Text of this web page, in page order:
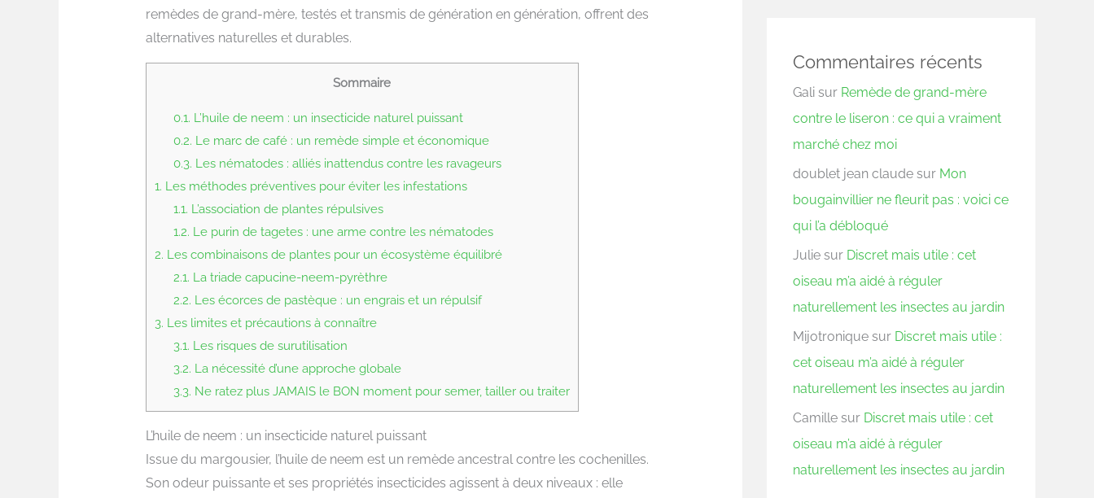
remèdes de grand-mère, testés et transmis de génération en génération, offrent des
alternatives naturelles et durables.
Sommaire
0.1. L’huile de neem : un insecticide naturel puissant
0.2. Le marc de café : un remède simple et économique
0.3. Les nématodes : alliés inattendus contre les ravageurs
1. Les méthodes préventives pour éviter les infestations
1.1. L’association de plantes répulsives
1.2. Le purin de tagetes : une arme contre les nématodes
2. Les combinaisons de plantes pour un écosystème équilibré
2.1. La triade capucine-neem-pyrèthre
2.2. Les écorces de pastèque : un engrais et un répulsif
3. Les limites et précautions à connaître
3.1. Les risques de surutilisation
3.2. La nécessité d’une approche globale
3.3. Ne ratez plus JAMAIS le BON moment pour semer, tailler ou traiter
L’huile de neem : un insecticide naturel puissant
Issue du margousier, l’huile de neem est un remède ancestral contre les cochenilles.
Son odeur puissante et ses propriétés insecticides agissent à deux niveaux : elle
Commentaires récents
Gali sur Remède de grand-mère
contre le liseron : ce qui a vraiment
marché chez moi
doublet jean claude sur Mon
bougainvillier ne fleurit pas : voici ce
qui l’a débloqué
Julie sur Discret mais utile : cet
oiseau m’a aidé à réguler
naturellement les insectes au jardin
Mijotronique sur Discret mais utile :
cet oiseau m’a aidé à réguler
naturellement les insectes au jardin
Camille sur Discret mais utile : cet
oiseau m’a aidé à réguler
naturellement les insectes au jardin